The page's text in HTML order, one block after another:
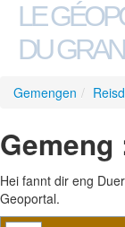
LE
DU
Gemengen /
Hei fannt dir eng
Geoportal.